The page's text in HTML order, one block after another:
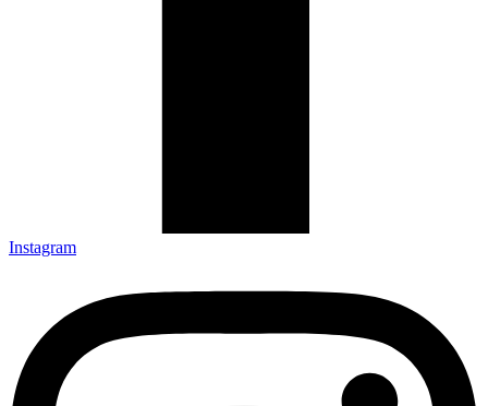
Instagram